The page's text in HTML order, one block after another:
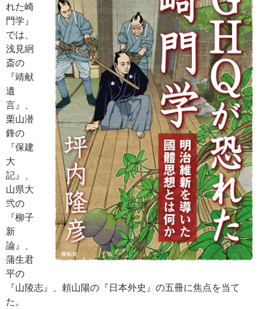
れた崎
門学』
では、
浅見絅
斎の
『靖献
遺
言』、
栗山潜
鋒の
『保建
大
記』、
山県大
弐の
『柳子
新
論』、
蒲生君
平の
『山陵志』、頼山陽の『日本外史』の五冊に焦点を当て
た。